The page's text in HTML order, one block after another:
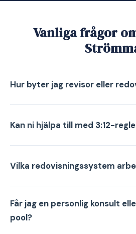
Vanliga frågor
Hur byter jag revisor eller
Kan ni hjälpa till med 3:12-
Vilka redovisningssystem
Får jag en personlig konsult
pool?